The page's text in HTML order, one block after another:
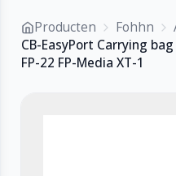
Producten Fohhn
CB-EasyPort Carrying
FP-22 FP-Media XT-1